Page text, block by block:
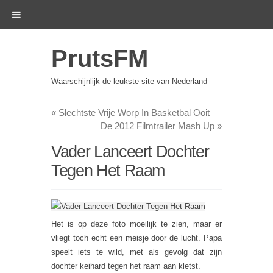
PrutsFM
Waarschijnlijk de leukste site van Nederland
« Slechtste Vrije Worp In Basketbal Ooit
De 2012 Filmtrailer Mash Up »
Vader Lanceert Dochter
Tegen Het Raam
Het is op deze foto moeilijk te zien, maar er
vliegt toch echt een meisje door de lucht. Papa
speelt iets te wild, met als gevolg dat zijn
dochter keihard tegen het raam aan kletst.